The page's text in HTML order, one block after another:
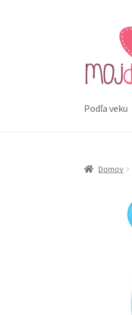
Preskočiť
navigáciu
Preskočiť
obsah
Podľa veku
Domov